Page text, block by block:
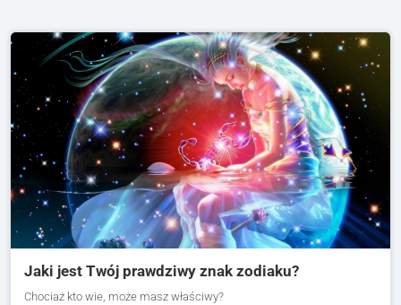
Jaki jest Twój prawdziwy znak zodiaku?
Chociaż kto wie, może masz właściwy?